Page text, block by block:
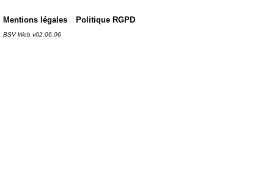
Mentions légales Politique RGPD
BSV Web v02.06.06